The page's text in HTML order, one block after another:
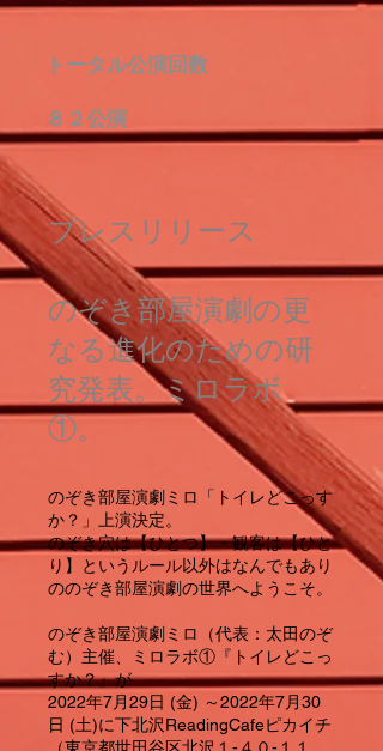
トータル公演回数
８２公演
プレスリリース
のぞき部屋演劇の更
なる進化のための研
究発表。ミロラボ
①。
のぞき部屋演劇ミロ「トイレどこっす
か？」上演決定。
のぞき穴は【ひとつ】・観客は【ひと
り】というルール以外はなんでもあり
ののぞき部屋演劇の世界へようこそ。
のぞき部屋演劇ミロ（代表：太田のぞ
む）主催、ミロラボ①『トイレどこっ
すか？』が
2022年7月29日 (金) ～2022年7月30
日 (土)に下北沢ReadingCafeピカイチ